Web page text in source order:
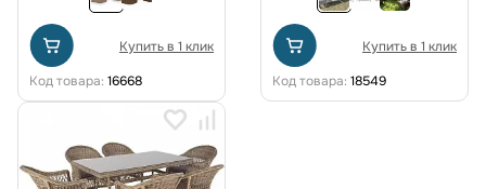
Купить в 1 клик
Код товара: 16668
Купить в 1 клик
Код товара: 18549